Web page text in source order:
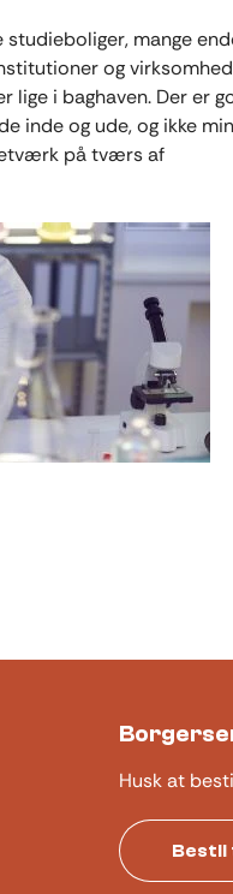
mange
og
lige i baghaven. Der er
inde og ude, og ikke
på tværs af
Husk at
Bestil